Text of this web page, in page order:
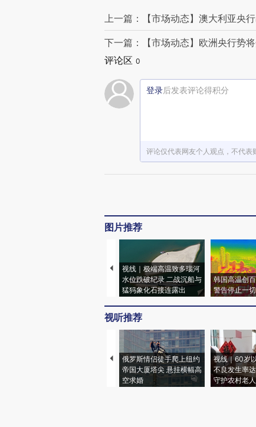
上一篇：【市场动态】澳大利亚央
下一篇：【市场动态】欧洲央行势
评论区 0
登录后发表评论得积分
评论仅代表网友个人观点，不代表
图片推荐
视线｜极端高温致多瑙河
水位跌破纪录 二战沉船与
猛犸象化石接连露出
韩国高温创
警告停止一
视听推荐
俄罗斯情侣徒手爬上纽约
帝国大厦塔尖 悬挂横幅高
空求婚
视线｜60岁
不良发生率
守护农村老